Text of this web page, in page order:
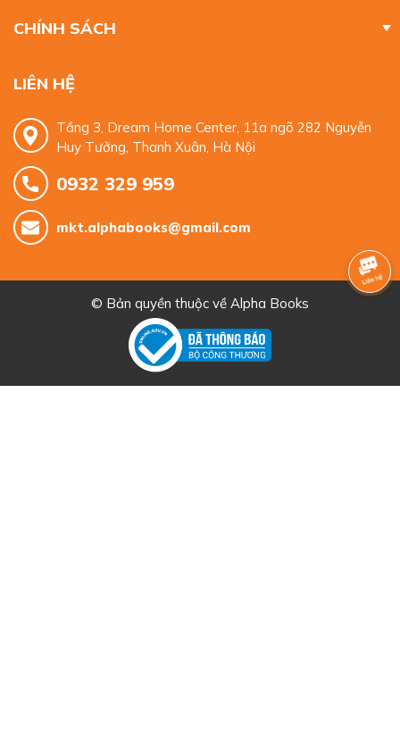
CHÍNH SÁCH
LIÊN HỆ
Tầng 3, Dream Home Center, 11a ngõ 282 Nguyễn
Huy Tưởng, Thanh Xuân, Hà Nội
0932 329 959
mkt.alphabooks@gmail.com
© Bản quyền thuộc về Alpha Books